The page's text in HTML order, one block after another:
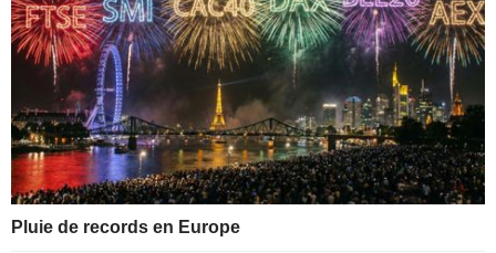
Pluie de records en Europe